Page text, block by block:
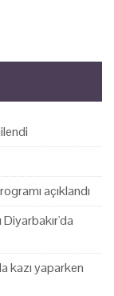
açıklandı
kazı yaparken